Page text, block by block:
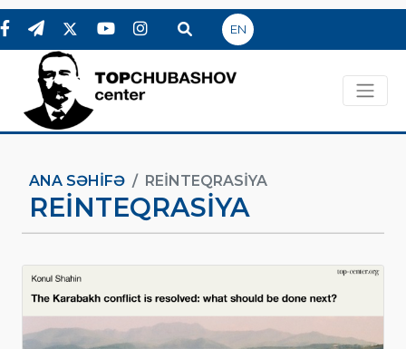
EN
ANA SƏHIFƏ REINTEQRASIYA
REINTEQRASIYA